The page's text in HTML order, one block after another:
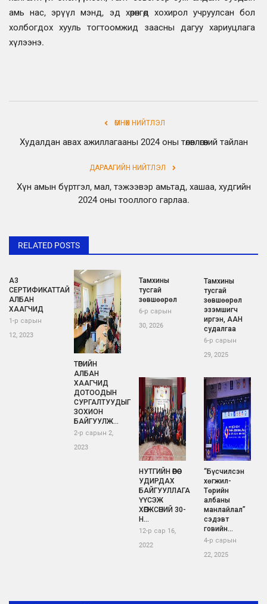
амь нас, эрүүл мэнд, эд хөрөнгөд хохирол учруулсан бол
холбогдох хууль тогтоомжид заасны дагуу хариуцлага
хүлээнэ.
ӨМНӨХ НИЙТЛЭЛ
Худалдан авах ажиллагааны 2024 оны төлөвлөгөөний тайлан
ДАРААГИЙН НИЙТЛЭЛ
Хүн амын бүртгэл, мал, тэжээвэр амьтад, хашаа, худгийн
2024 оны тооллого гарлаа.
RELATED POSTS
А3
СЕРТИФИКАТТАЙ
АЛБАН
ХААГЧИД
1-р сарын
12, 2023
ТӨРИЙН
АЛБАН
ХААГЧИД
ДОТООДЫН
СУРГАЛТУУДЫГ
ЗОХИОН
БАЙГУУЛЖ...
2-р сарын 2,
2023
Тамхины
тусгай
зөвшөөрөл
6-р сарын
30, 2026
Тамхины
тусгай
зөвшөөрөл
эзэмшигч
иргэн, ААН
судалгаа
6-р сарын
29, 2025
НУТГИЙН ӨӨРӨӨ
УДИРДАХ
БАЙГУУЛЛАГА
ҮҮСЭЖ
ХӨГЖСӨНИЙ 30-
Н...
12-р сар 16,
2022
“Бүсчилсэн
хөгжил-
Төрийн
албаны
манлайлал”
сэдэвт
говийн...
4-р сарын
22, 2025